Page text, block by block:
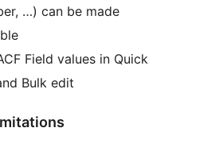
…) can be made
Field values in Quick
Bulk edit